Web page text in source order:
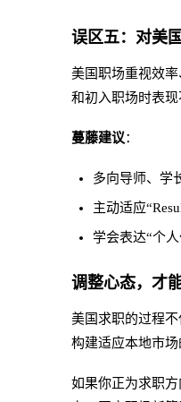
误区五：对美
美国职场重视效
和初入职场时表现
蔓藤建议：
多向导师、学
主动适应
学会表达“个
调整心态，才
美国求职的过程
构建适应本地市场
如果你正为求职